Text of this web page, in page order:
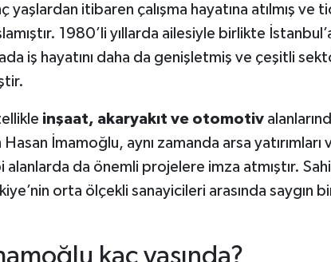
yaşlardan itibaren çalışma hayatına atılmış ve
1980’li yıllarda ailesiyle birlikte
iş hayatını daha da genişletmiş ve çeşitli
inşaat, akaryakıt ve otomotiv
İmamoğlu, aynı zamanda arsa yatırımları
alanlarda da önemli projelere imza atmıştır.
orta ölçekli sanayicileri arasında saygın
kaç yaşında?